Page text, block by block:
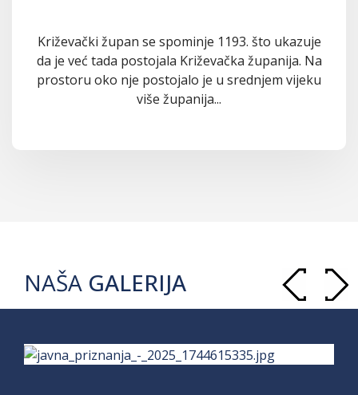
Križevački župan se spominje 1193. što ukazuje
da je već tada postojala Križevačka županija. Na
prostoru oko nje postojalo je u srednjem vijeku
više županija...
NAŠA GALERIJA